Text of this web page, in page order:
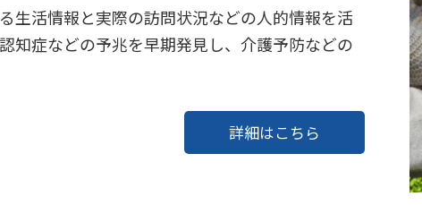
生活情報と実際の訪問状況などの人的情報を活
知症などの予兆を早期発見し、介護予防などの
詳細はこちら